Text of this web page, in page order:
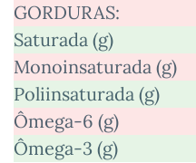
GORDURAS:
Saturada (g)
Monoinsaturada (g)
Poliinsaturada (g)
Ômega-6 (g)
Ômega-3 (g)